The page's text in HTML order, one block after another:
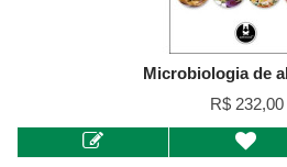
Microbiologia de
R$ 232,00